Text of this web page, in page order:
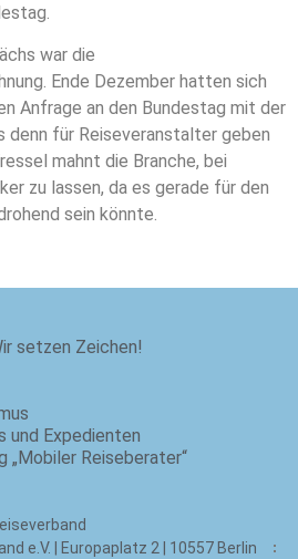
war die
Ende Dezember hatten sich
Anfrage an den Bundestag mit der
denn für Reiseveranstalter geben
mahnt die Branche, bei
zu lassen, da es gerade für den
sein könnte.
setzen Zeichen!
und Expedienten
„Mobiler Reiseberater“
e.V. | Europaplatz 2 | 10557 Berlin